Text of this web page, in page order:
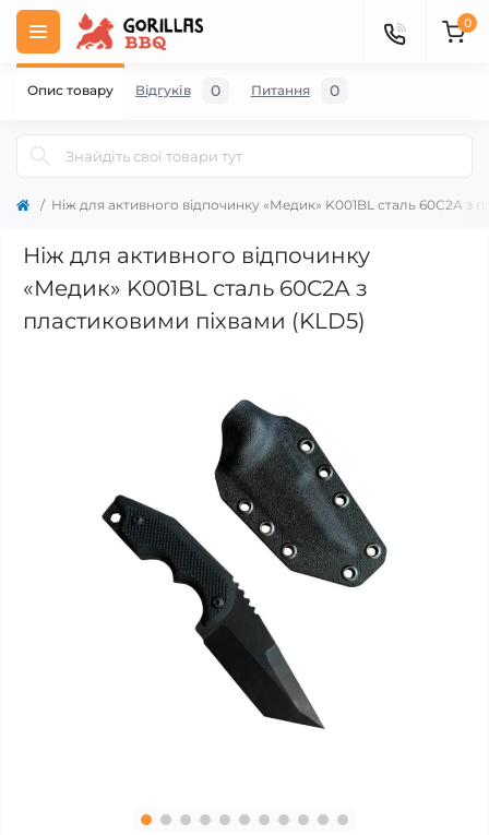
0
Ніж для активного відпочинку «Медик» K001BL сталь 60С2А з
Ніж для активного відпочинку
«Медик» K001BL сталь 60С2А з
пластиковими піхвами (KLD5)
Опис товару Відгуків 0 Питання 0